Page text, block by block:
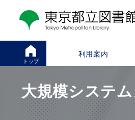
トップ
利用案内
大規模システ